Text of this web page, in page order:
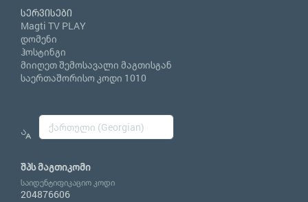
სერვისები
Magti TV PLAY
დომენი
ჰოსტინგი
მიიღეთ შემოსავალი მაგთისგან
საერთაშორისო კოდი 1010
შპს მაგთიკომი
საიდენტიფიკაციო კოდი
204876606